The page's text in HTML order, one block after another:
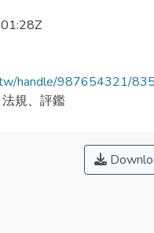
handle/987654321/
規、評鑑